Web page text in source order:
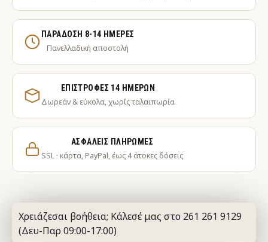
ΠΑΡΆΔΟΣΗ 8-14 ΗΜΈΡΕΣ
Πανελλαδική αποστολή
ΕΠΙΣΤΡΟΦΈΣ 14 ΗΜΕΡΏΝ
Δωρεάν & εύκολα, χωρίς ταλαιπωρία
ΑΣΦΑΛΕΊΣ ΠΛΗΡΩΜΈΣ
SSL · κάρτα, PayPal, έως 4 άτοκες δόσεις
Χρειάζεσαι βοήθεια; Κάλεσέ μας στο 261 261 9129
(Δευ-Παρ 09:00-17:00)